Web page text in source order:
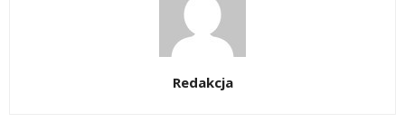
Redakcja